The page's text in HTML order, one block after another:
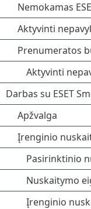
Nemokamas
Aktyvinti
Prenumeratos
Aktyvinti
Darbas su ESET
Apžvalga
Įrenginio
Pasirinktinio
Nuskaitymo
Įrenginio